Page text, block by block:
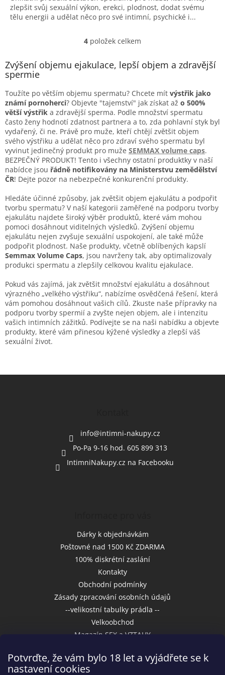
Potvrďte, že vám bylo 18 let a vyjádřete se k
nastavení cookies
5
hvězdiček.
zlepšit svůj sexuální výkon, erekci, plodnost, dodat svému
tělu energii a udělat něco pro své intimní, psychické i...
O
l
á
a
c
í
p
r
v
k
y
v
ý
i
s
u
4 položek celkem
Zvýšení objemu ejakulace, lepší objem a zdravější
spermie
Toužíte po větším objemu spermatu? Chcete mít výstřik jako
známí pornoherci? Objevte "tajemství" jak získat až o 500%
větší výstřik a zdravější sperma. Podle množství spermatu
často ženy hodnotí zdatnost partnera a to, zda pohlavní styk byl
vydařený, či ne. Právě pro muže, kteří chtějí zvětšit objem
svého výstřiku a udělat něco pro zdraví svého spermatu byl
vyvinut jedinečný produkt pro muže SEMMAX volume caps.
BEZPEČNÝ PRODUKT! Tento i všechny ostatní produktky v naší
nabídce jsou řádně notifikovány na Ministerstvu zemědělství
ČR! Dejte pozor na nebezpečné konkurenční produkty.
Hledáte účinné způsoby, jak zvětšit objem ejakulátu a podpořit
tvorbu spermatu? V naší kategorii zaměřené na podporu tvorby
ejakulátu najdete široký výběr produktů, které vám mohou
pomoci dosáhnout viditelných výsledků. Zvýšení objemu
ejakulátu nejen zvyšuje sexuální uspokojení, ale také může
podpořit plodnost. Naše produkty, včetně oblíbených kapslí
Semmax Volume Caps, jsou navrženy tak, aby optimalizovaly
produkci spermatu a zlepšily celkovou kvalitu ejakulace.
Pokud vás zajímá, jak zvětšit množství ejakulátu a dosáhnout
výrazného „velkého výstřiku“, nabízíme osvědčená řešení, která
vám pomohou dosáhnout vašich cílů. Zkuste naše přípravky na
podporu tvorby spermií a zvyšte nejen objem, ale i intenzitu
vašich intimních zážitků. Podívejte se na naši nabídku a objevte
produkty, které vám přinesou kýžené výsledky a zlepší váš
sexuální život.
Z
info@intimni-nakupy.cz
Po-Pa 9-16 hod. 605 899 313
IntimniNakupy.cz na Facebooku
Dárky k objednávkám
Poštovné nad 1500 Kč ZDARMA
100% diskrétní zaslání
Kontakty
Obchodní podmínky
Zásady zpracování osobních údajů
--velikostní tabulky prádla --
Velkoobchod
Magazín SEX a VZTAHY